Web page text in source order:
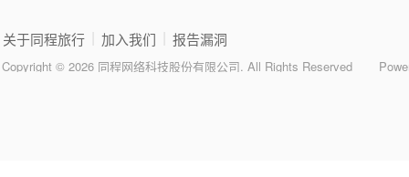
关于同程旅行 加入我们 报告漏洞
Copyright © 2026 同程网络科技股份有限公司. All Rights Reserved